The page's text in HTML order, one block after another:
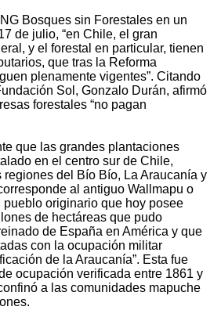
Bosques sin Forestales en un
de julio, “en Chile, el gran
y el forestal en particular, tienen
que tras la Reforma
plenamente vigentes”. Citando
Sol, Gonzalo Durán, afirmó
forestales “no pagan
que las grandes plantaciones
en el centro sur de Chile,
regiones del Bío Bío, La Araucanía y
al antiguo Wallmapu o
pueblo originario que hoy posee
de hectáreas que pudo
de España en América y que
con la ocupación militar
de la Araucanía”. Esta fue
ocupación verificada entre 1861 y
a las comunidades mapuche